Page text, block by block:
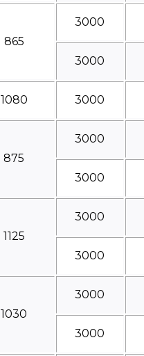
865
3000
3000
1080 3000
875
3000
3000
1125
3000
3000
1030
3000
3000